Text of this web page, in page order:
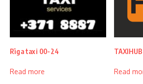
Rīga taxi 00-24
Read more Read